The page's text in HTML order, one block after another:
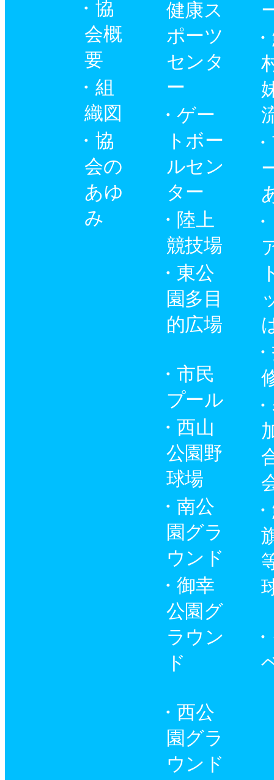
協
会概
要
組
織図
協
会の
あゆ
み
健康ス
ポーツ
センタ
ー
ゲー
トボー
ルセン
ター
陸上
競技場
東公
園多目
的広場
市民
プール
西山
公園野
球場
南公
園グラ
ウンド
御幸
公園グ
ラウン
ド
西公
園グラ
ウンド